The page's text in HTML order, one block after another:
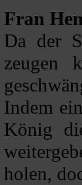
Fran
Da der
zeugen
Indem
König
holen,